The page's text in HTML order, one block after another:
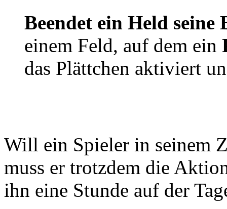
Beendet ein Held seine
einem Feld, auf dem ein
das Plättchen aktiviert
Will ein Spieler in seinem
muss er trotzdem die
ihn eine Stunde auf der